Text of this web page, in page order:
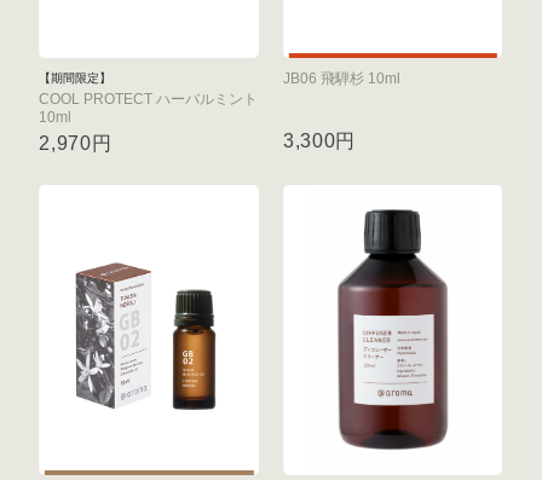
【期間限定】
COOL PROTECT ハーバルミント
10ml
2,970円
JB06 飛騨杉 10ml
3,300円